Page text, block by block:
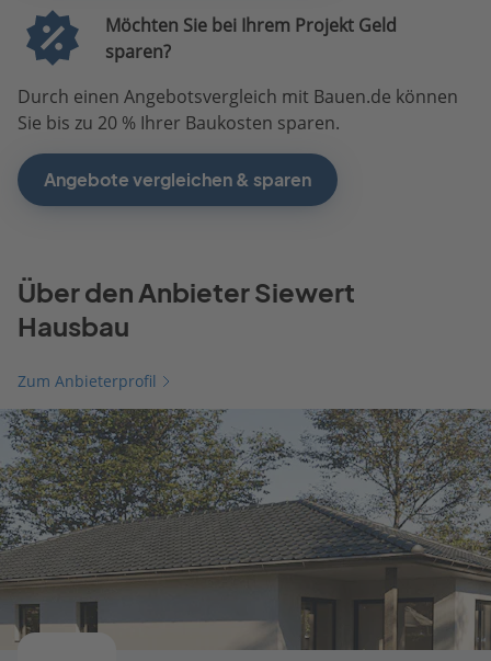
Möchten Sie bei Ihrem Projekt Geld
sparen?
Durch einen Angebotsvergleich mit Bauen.de können
Sie bis zu 20 % Ihrer Baukosten sparen.
Angebote vergleichen & sparen
Über den Anbieter Siewert
Hausbau
Zum Anbieterprofil